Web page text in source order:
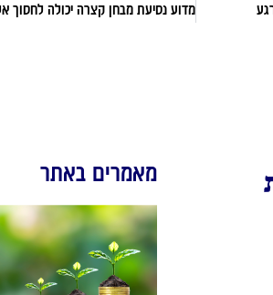
מאמרים באתר